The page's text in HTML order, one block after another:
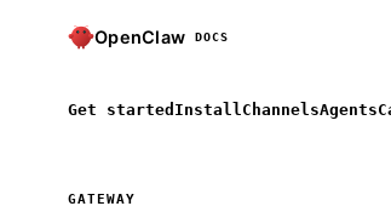
OpenClaw DOCS
Get started Install ChannelsAgents
GATEWAY